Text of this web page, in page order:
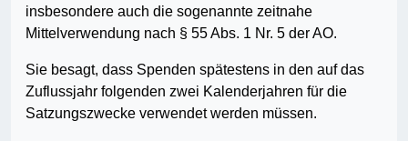
insbesondere auch die sogenannte zeitnahe
Mittelverwendung nach § 55 Abs. 1 Nr. 5 der AO.
Sie besagt, dass Spenden spätestens in den auf das
Zuflussjahr folgenden zwei Kalenderjahren für die
Satzungszwecke verwendet werden müssen.